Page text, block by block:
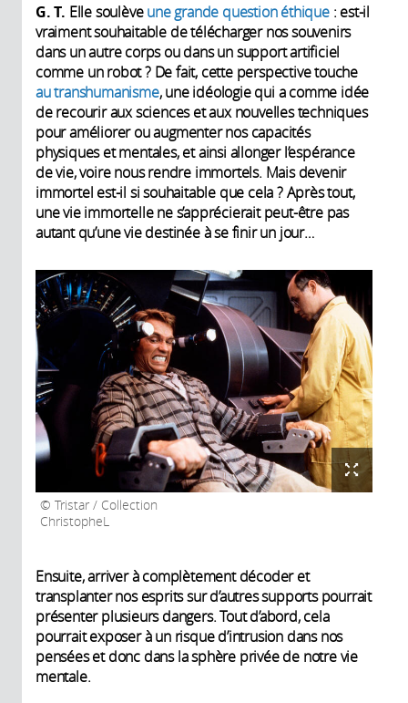
G. T. Elle soulèveune grande question éthique: est-il
vraiment souhaitable de télécharger nos souvenirs
dans un autre corps ou dans un support artificiel
comme un robot ? De fait, cette perspective touche
au transhumanisme, une idéologie qui a comme idée
de recourir aux sciences et aux nouvelles techniques
pour améliorer ou augmenter nos capacités
physiques et mentales, et ainsi allonger l’espérance
de vie, voire nous rendre immortels. Mais devenir
immortel est-il si souhaitable que cela ? Après tout,
une vie immortelle ne s’apprécierait peut-être pas
autant qu’une vie destinée à se finir un jour…
Tristar / Collection
ChristopheL
Ensuite, arriver à complètement décoder et
transplanter nos esprits sur d’autres supports pourrait
présenter plusieurs dangers. Tout d’abord, cela
pourrait exposer à un risque d’intrusion dans nos
pensées et donc dans la sphère privée de notre vie
mentale.